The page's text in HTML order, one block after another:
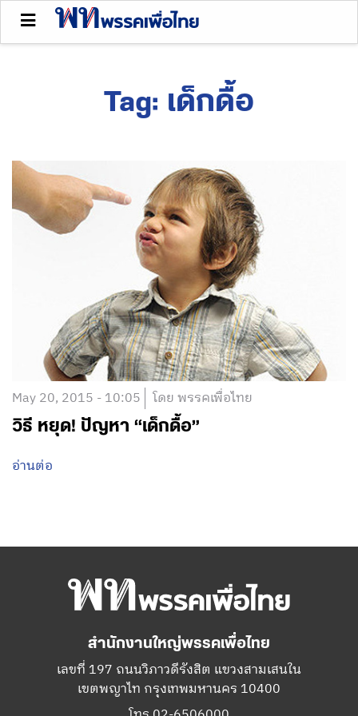
Tag: เด็กดื้อ
May 20, 2015 - 10:05 โดย พรรคเพื่อไทย
วิธี หยุด! ปัญหา “เด็กดื้อ”
อ่านต่อ
สำนักงานใหญ่พรรคเพื่อไทย
เลขที่ 197 ถนนวิภาวดีรังสิต แขวงสามเสนใน
เขตพญาไท กรุงเทพมหานคร 10400